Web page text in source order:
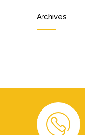
Archives